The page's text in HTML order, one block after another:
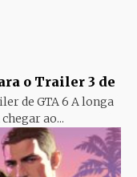
o Trailer 3 de
de GTA 6 A longa
ao...